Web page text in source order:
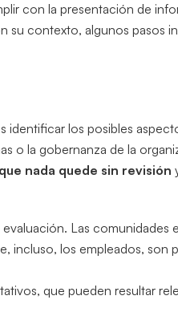
con la presentación de
su contexto, algunos pasos
identificar los posibles
o la gobernanza de la
nada quede sin revisión
Las comunidades
incluso, los empleados, son
que pueden resultar